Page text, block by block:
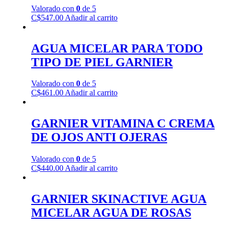
Valorado con 0de 5
C$547.00 Añadir al carrito
AGUA MICELAR PARA TODO
TIPO DE PIEL GARNIER
Valorado con 0de 5
C$461.00Añadir al carrito
GARNIER VITAMINA C CREMA
DE OJOS ANTI OJERAS
Valorado con 0de 5
C$440.00 Añadir al carrito
GARNIER SKINACTIVE AGUA
MICELAR AGUA DE ROSAS